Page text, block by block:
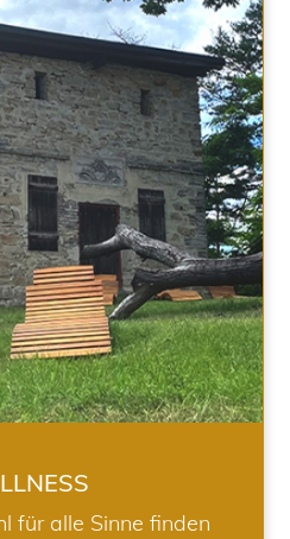
für alle Sinne finden